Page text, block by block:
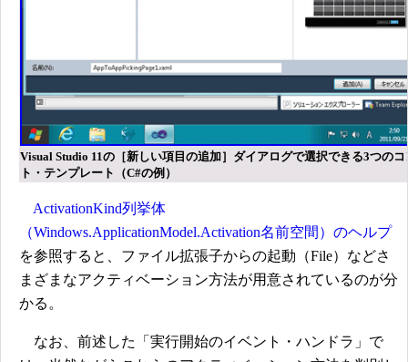
Visual Studio 11の［新しい項目の追加］ダイアログで選択できる3つの
ト・テンプレート（C#の例）
ActivationKind列挙体
（Windows.ApplicationModel.Activation名前空間）のヘルプ
を参照すると、ファイル拡張子からの起動（File）などさ
まざまなアクティベーション方法が用意されているのが分
かる。
なお、前述した「実行開始のイベント・ハンドラ」で